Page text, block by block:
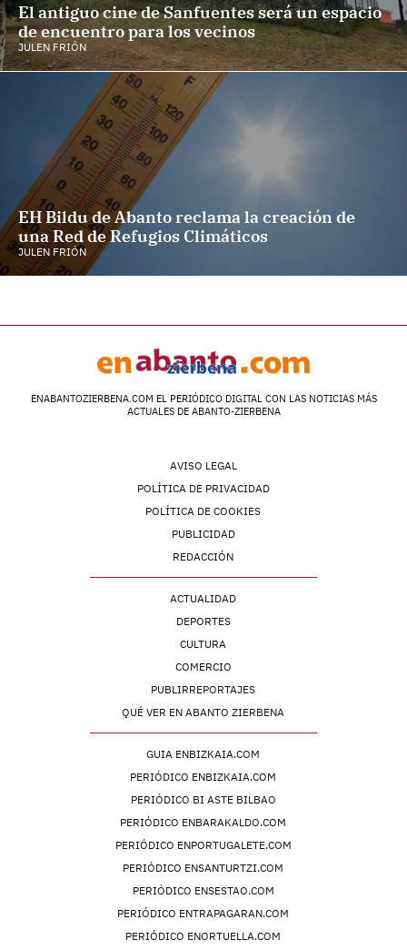
El antiguo cine de Sanfuentes será un espacio
de encuentro para los vecinos
JULEN FRIÓN
EH Bildu de Abanto reclama la creación de
una Red de Refugios Climáticos
JULEN FRIÓN
ENABANTOZIERBENA.COM EL PERIÓDICO DIGITAL CON LAS NOTICIAS MÁS
ACTUALES DE ABANTO-ZIERBENA
AVISO LEGAL
POLÍTICA DE PRIVACIDAD
POLÍTICA DE COOKIES
PUBLICIDAD
REDACCIÓN
ACTUALIDAD
DEPORTES
CULTURA
COMERCIO
PUBLIRREPORTAJES
QUÉ VER EN ABANTO ZIERBENA
GUIA ENBIZKAIA.COM
PERIÓDICO ENBIZKAIA.COM
PERIÓDICO BI ASTE BILBAO
PERIÓDICO ENBARAKALDO.COM
PERIÓDICO ENPORTUGALETE.COM
PERIÓDICO ENSANTURTZI.COM
PERIÓDICO ENSESTAO.COM
PERIÓDICO ENTRAPAGARAN.COM
PERIÓDICO ENORTUELLA.COM